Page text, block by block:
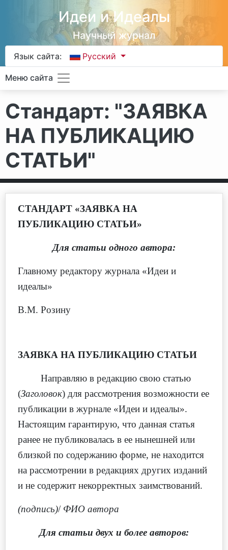
Идеи и Идеалы
Научный журнал
Язык сайта: Русский
Меню сайта
Стандарт: "ЗАЯВКА
НА ПУБЛИКАЦИЮ
СТАТЬИ"
СТАНДАРТ «ЗАЯВКА НА
ПУБЛИКАЦИЮ СТАТЬИ»
Для статьи одного автора:
Главному редактору журнала «Идеи и
идеалы»
В.М. Розину
ЗАЯВКА НА ПУБЛИКАЦИЮ СТАТЬИ
Направляю в редакцию свою статью
(Заголовок) для рассмотрения возможности ее
публикации в журнале «Идеи и идеалы».
Настоящим гарантирую, что данная статья
ранее не публиковалась в ее нынешней или
близкой по содержанию форме, не находится
на рассмотрении в редакциях других изданий
и не содержит некорректных заимствований.
(подпись)/ ФИО автора
Для статьи двух и более авторов: